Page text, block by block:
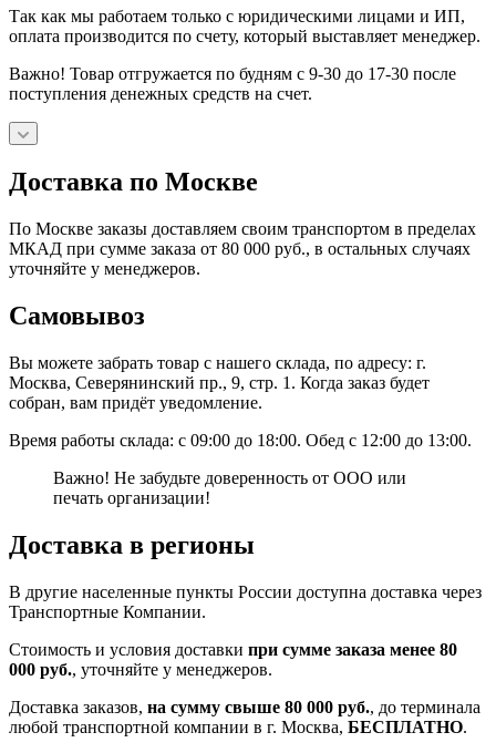
Так как мы работаем только с юридическими лицами и ИП,
оплата производится по счету, который выставляет менеджер.
Важно! Товар отгружается по будням с 9-30 до 17-30 после
поступления денежных средств на счет.
Доставка по Москве
По Москве заказы доставляем своим транспортом в пределах
МКАД при сумме заказа от 80 000 руб., в остальных случаях
уточняйте у менеджеров.
Самовывоз
Вы можете забрать товар с нашего склада, по адресу: г.
Москва, Северянинский пр., 9, стр. 1. Когда заказ будет
собран, вам придёт уведомление.
Время работы склада: с 09:00 до 18:00. Обед с 12:00 до 13:00.
Важно! Не забудьте доверенность от ООО или
печать организации!
Доставка в регионы
В другие населенные пункты России доступна доставка через
Транспортные Компании.
Стоимость и условия доставки при сумме заказа менее 80
000 руб., уточняйте у менеджеров.
Доставка заказов, на сумму свыше 80 000 руб., до терминала
любой транспортной компании в г. Москва, БЕСПЛАТНО.